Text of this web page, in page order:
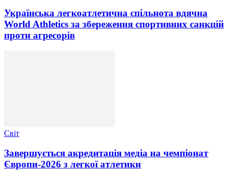
Українська легкоатлетична спільнота вдячна
World Athletics за збереження спортивних санкцій
проти агресорів
Світ
Завершується акредитація медіа на чемпіонат
Європи-2026 з легкої атлетики